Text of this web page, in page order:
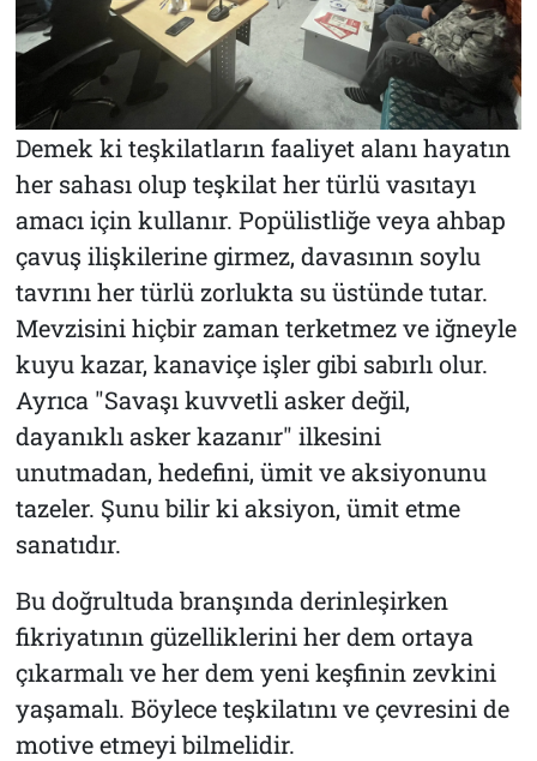
Demek ki teşkilatların faaliyet alanı hayatın
her sahası olup teşkilat her türlü vasıtayı
amacı için kullanır. Popülistliğe veya ahbap
çavuş ilişkilerine girmez, davasının soylu
tavrını her türlü zorlukta su üstünde tutar.
Mevzisini hiçbir zaman terketmez ve iğneyle
kuyu kazar, kanaviçe işler gibi sabırlı olur.
Ayrıca "Savaşı kuvvetli asker değil,
dayanıklı asker kazanır" ilkesini
unutmadan, hedefini, ümit ve aksiyonunu
tazeler. Şunu bilir ki aksiyon, ümit etme
sanatıdır.
Bu doğrultuda branşında derinleşirken
fikriyatının güzelliklerini her dem ortaya
çıkarmalı ve her dem yeni keşfinin zevkini
yaşamalı. Böylece teşkilatını ve çevresini de
motive etmeyi bilmelidir.